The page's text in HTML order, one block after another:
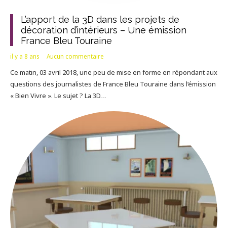
L’apport de la 3D dans les projets de
décoration d’intérieurs – Une émission
France Bleu Touraine
il y a 8 ans Aucun commentaire
Ce matin, 03 avril 2018, une peu de mise en forme en répondant aux
questions des journalistes de France Bleu Touraine dans l’émission
« Bien Vivre ». Le sujet ? La 3D…